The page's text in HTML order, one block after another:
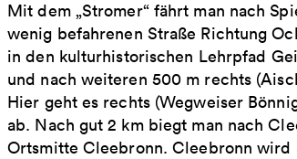
Mit dem „Stromer“ fährt man nach
wenig befahrenen Straße Richtung
in den kulturhistorischen Lehrpfad
und nach weiteren 500 m rechts
Hier geht es rechts (Wegweiser
ab. Nach gut 2 km biegt man nach
Ortsmitte Cleebronn. Cleebronn wird